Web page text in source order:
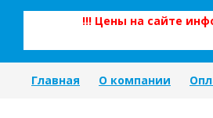
!!! Цены на сайте
Главная О компании